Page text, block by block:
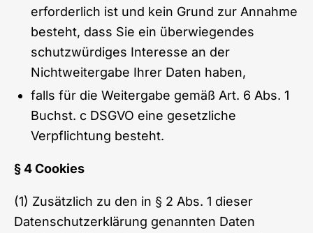
erforderlich ist und kein Grund zur Annahme
besteht, dass Sie ein überwiegendes
schutzwürdiges Interesse an der
Nichtweitergabe Ihrer Daten haben,
falls für die Weitergabe gemäß Art. 6 Abs. 1
Buchst. c DSGVO eine gesetzliche
Verpflichtung besteht.
§ 4 Cookies
(1) Zusätzlich zu den in § 2 Abs. 1 dieser
Datenschutzerklärung genannten Daten